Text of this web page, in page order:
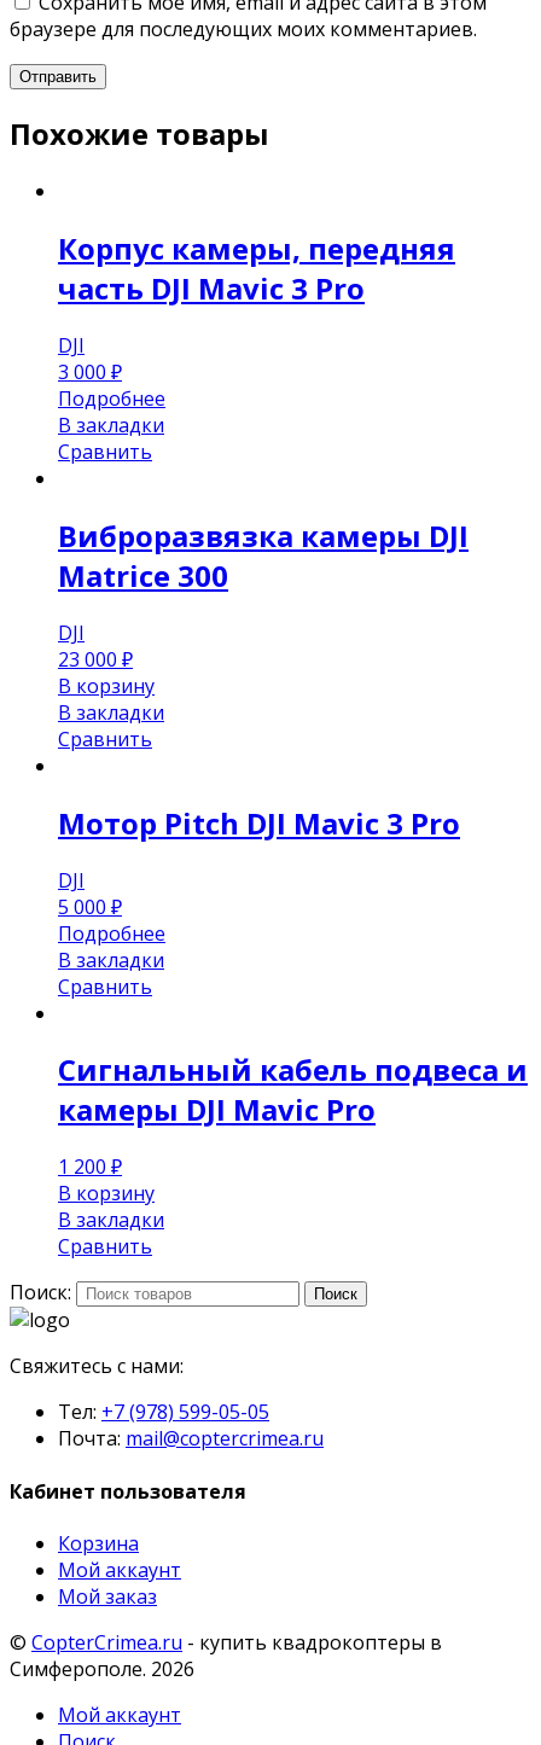
браузере для последующих моих комментариев.
Похожие товары
Корпус камеры, передняя
часть DJI Mavic 3 Pro
DJI
3 000 ₽
Подробнее
В закладки
Сравнить
Виброразвязка камеры DJI
Matrice 300
DJI
23 000 ₽
В корзину
В закладки
Сравнить
Мотор Pitch DJI Mavic 3 Pro
DJI
5 000 ₽
Подробнее
В закладки
Сравнить
Сигнальный кабель подвеса и
камеры DJI Mavic Pro
1 200 ₽
В корзину
В закладки
Сравнить
Поиск:
Поиск
Свяжитесь с нами:
Тел: +7 (978) 599-05-05
Почта: mail@coptercrimea.ru
Кабинет пользователя
Корзина
Мой аккаунт
Мой заказ
© CopterCrimea.ru - купить квадрокоптеры в
Симферополе. 2026
Мой аккаунт